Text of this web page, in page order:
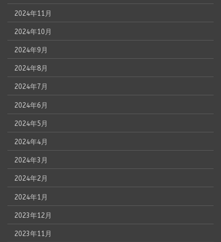
2024年11月
2024年10月
2024年9月
2024年8月
2024年7月
2024年6月
2024年5月
2024年4月
2024年3月
2024年2月
2024年1月
2023年12月
2023年11月